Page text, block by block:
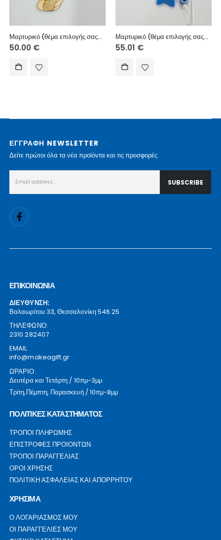
Μαρτυρικό (θέμα επιλογής σας), (τιμή 50άδας)
50.00 €
Μαρτυρικό (θέμα επιλογής σας), (τιμή 50άδας)
55.01 €
ΕΓΓΡΑΦΗ NEWSLETTER
Δείτε πρώτοι όλα τα νέα προϊόντα και τις προσφορές
ΕΠΙΚΟΙΝΩΝΙΑ
ΔΙΕΥΘΥΝΣΗ:
Βαλαωρίτου 33, Θεσσαλονίκη 546 25
ΤΗΛΕΦΩΝΟ:
2310 282407
EMAIL:
info@makeagift.gr
ΩΡΑΡΙΟ:
Δευτέρα και Τετάρτη / 10πμ-3μμ
Τρίτη,Πέμπτη, Παρασκευή / 10πμ-8μμ
ΠΟΛΙΤΙΚΕΣ ΚΑΤΑΣΤΗΜΑΤΟΣ
ΤΡΟΠΟΙ ΠΛΗΡΩΜΗΣ
ΕΠΙΣΤΡΟΦΕΣ ΠΡΟΙΟΝΤΩΝ
ΤΡΟΠΟΙ ΠΑΡΑΓΓΕΛΙΑΣ
ΟΡΟΙ ΧΡΗΣΗΣ
ΠΟΛΙΤΙΚΗ ΑΣΦΑΛΕΙΑΣ ΚΑΙ ΑΠΟΡΡΗΤΟΥ
ΧΡΗΣΙΜΑ
Ο ΛΟΓΑΡΙΑΣΜΟΣ ΜΟΥ
ΟΙ ΠΑΡΑΓΓΕΛΙΕΣ ΜΟΥ